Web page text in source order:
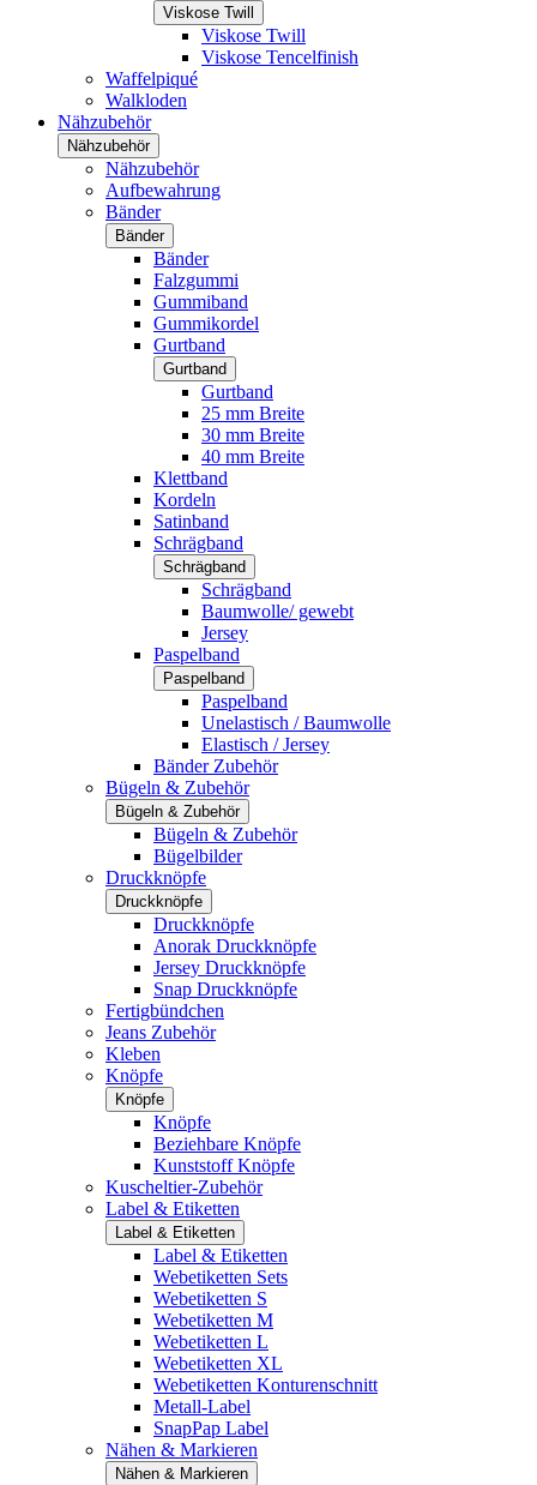
Viskose Twill
Viskose Twill
Viskose Tencelfinish
Waffelpiqué
Walkloden
Nähzubehör
Nähzubehör
Nähzubehör
Aufbewahrung
Bänder
Bänder
Bänder
Falzgummi
Gummiband
Gummikordel
Gurtband
Gurtband
Gurtband
25 mm Breite
30 mm Breite
40 mm Breite
Klettband
Kordeln
Satinband
Schrägband
Schrägband
Schrägband
Baumwolle/ gewebt
Jersey
Paspelband
Paspelband
Paspelband
Unelastisch / Baumwolle
Elastisch / Jersey
Bänder Zubehör
Bügeln & Zubehör
Bügeln & Zubehör
Bügeln & Zubehör
Bügelbilder
Druckknöpfe
Druckknöpfe
Druckknöpfe
Anorak Druckknöpfe
Jersey Druckknöpfe
Snap Druckknöpfe
Fertigbündchen
Jeans Zubehör
Kleben
Knöpfe
Knöpfe
Knöpfe
Beziehbare Knöpfe
Kunststoff Knöpfe
Kuscheltier-Zubehör
Label & Etiketten
Label & Etiketten
Label & Etiketten
Webetiketten Sets
Webetiketten S
Webetiketten M
Webetiketten L
Webetiketten XL
Webetiketten Konturenschnitt
Metall-Label
SnapPap Label
Nähen & Markieren
Nähen & Markieren